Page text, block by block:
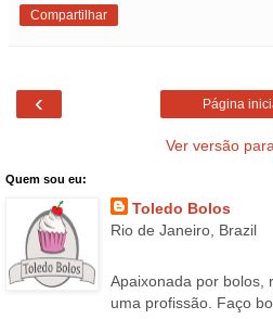
Compartilhar
‹ Página
Ver versão
Quem sou eu:
Toledo Bolos
Rio de Janeiro, Brazil
Apaixonada por bolos,
uma profissão. Faço